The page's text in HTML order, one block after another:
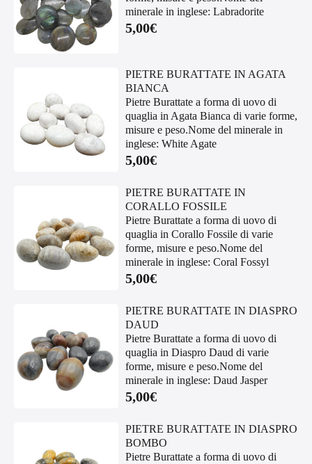
minerale in inglese: Labradorite
5,00€
PIETRE BURATTATE IN AGATA
BIANCA
Pietre Burattate a forma di uovo di
quaglia in Agata Bianca di varie forme,
misure e peso.Nome del minerale in
inglese: White Agate
5,00€
PIETRE BURATTATE IN
CORALLO FOSSILE
Pietre Burattate a forma di uovo di
quaglia in Corallo Fossile di varie
forme, misure e peso.Nome del
minerale in inglese: Coral Fossyl
5,00€
PIETRE BURATTATE IN DIASPRO
DAUD
Pietre Burattate a forma di uovo di
quaglia in Diaspro Daud di varie
forme, misure e peso.Nome del
minerale in inglese: Daud Jasper
5,00€
PIETRE BURATTATE IN DIASPRO
BOMBO
Pietre Burattate a forma di uovo di